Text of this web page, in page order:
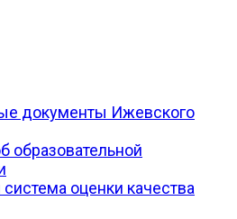
документы Ижевского
образовательной
оценки качества